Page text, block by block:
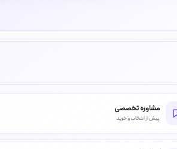
مشاوره تخصصی
پیش از انتخاب و خرید